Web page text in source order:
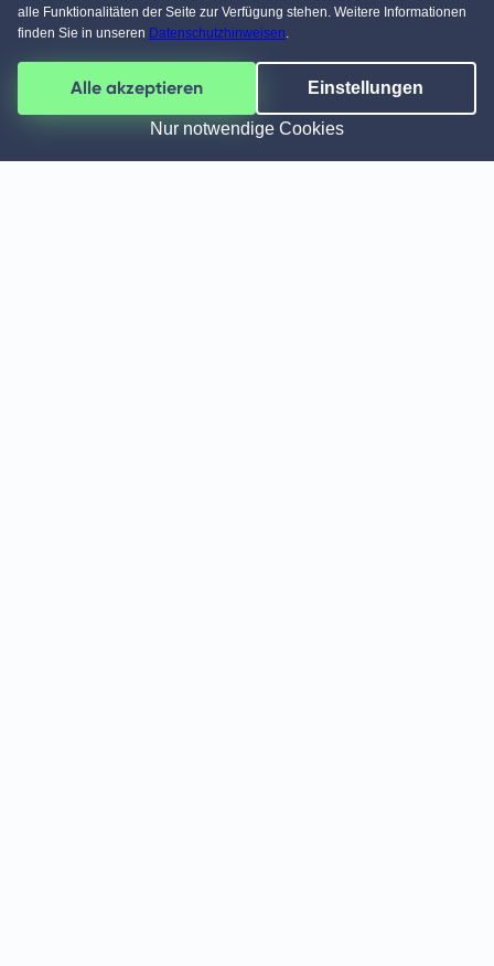
Pultdachhäuser
Unternehmen
alle Funktionalitäten der Seite zur Verfügung stehen. Weitere Informationen
finden Sie in unseren Datenschutzhinweisen.
Alle akzeptieren Einstellungen
Nur notwendige Cookies